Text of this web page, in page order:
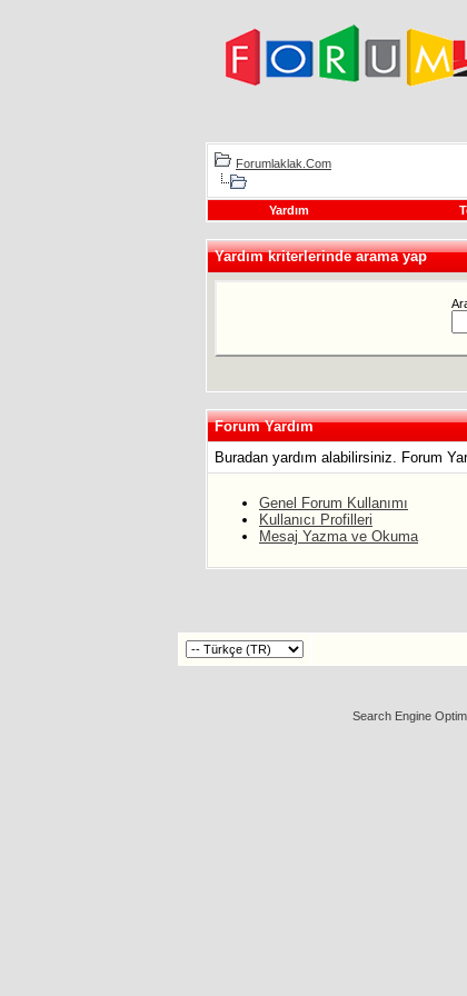
Forumlaklak.Com
Yardım
Yardım kriterlerinde arama yap
Forum Yardım
Buradan yardım alabilirsiniz. Forum
Genel Forum Kullanımı
Kullanıcı Profilleri
Mesaj Yazma ve Okuma
Search Engine